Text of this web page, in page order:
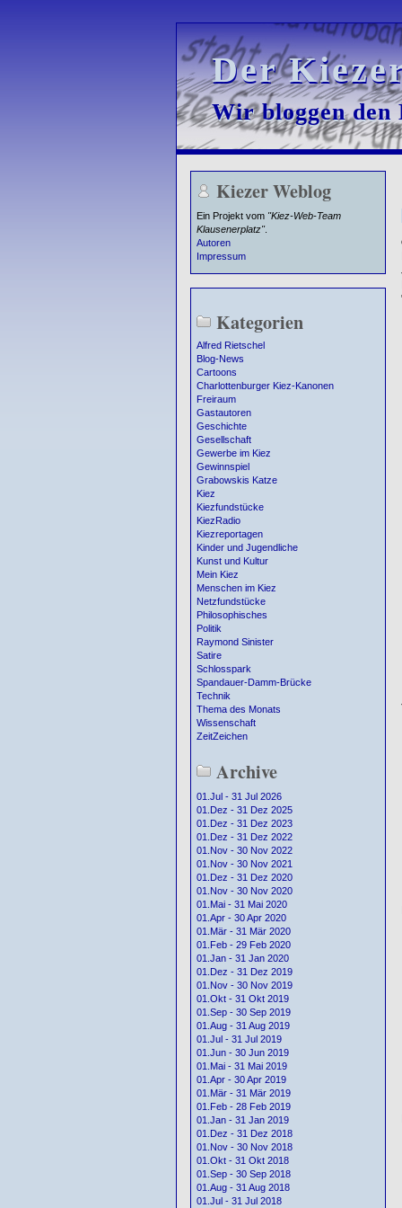
Der
Der
Wir bloggen den
Wir bloggen den
Kiezer Weblog
Ein Projekt vom "Kiez-Web-Team
Klausenerplatz".
Autoren
Impressum
Kategorien
Alfred Rietschel
Blog-News
Cartoons
Charlottenburger Kiez-Kanonen
Freiraum
Gastautoren
Geschichte
Gesellschaft
Gewerbe im Kiez
Gewinnspiel
Grabowskis Katze
Kiez
Kiezfundstücke
KiezRadio
Kiezreportagen
Kinder und Jugendliche
Kunst und Kultur
Mein Kiez
Menschen im Kiez
Netzfundstücke
Philosophisches
Politik
Raymond Sinister
Satire
Schlosspark
Spandauer-Damm-Brücke
Technik
Thema des Monats
Wissenschaft
ZeitZeichen
Archive
01.Jul - 31 Jul 2026
01.Dez - 31 Dez 2025
01.Dez - 31 Dez 2023
01.Dez - 31 Dez 2022
01.Nov - 30 Nov 2022
01.Nov - 30 Nov 2021
01.Dez - 31 Dez 2020
01.Nov - 30 Nov 2020
01.Mai - 31 Mai 2020
01.Apr - 30 Apr 2020
01.Mär - 31 Mär 2020
01.Feb - 29 Feb 2020
01.Jan - 31 Jan 2020
01.Dez - 31 Dez 2019
01.Nov - 30 Nov 2019
01.Okt - 31 Okt 2019
01.Sep - 30 Sep 2019
01.Aug - 31 Aug 2019
01.Jul - 31 Jul 2019
01.Jun - 30 Jun 2019
01.Mai - 31 Mai 2019
01.Apr - 30 Apr 2019
01.Mär - 31 Mär 2019
01.Feb - 28 Feb 2019
01.Jan - 31 Jan 2019
01.Dez - 31 Dez 2018
01.Nov - 30 Nov 2018
01.Okt - 31 Okt 2018
01.Sep - 30 Sep 2018
01.Aug - 31 Aug 2018
01.Jul - 31 Jul 2018